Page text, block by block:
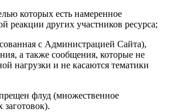
которых есть намеренное
реакции других участников ресурса;
с Администрацией Сайта),
а также сообщения, которые не
нагрузки и не касаются тематики
флуд (множественное
заготовок).